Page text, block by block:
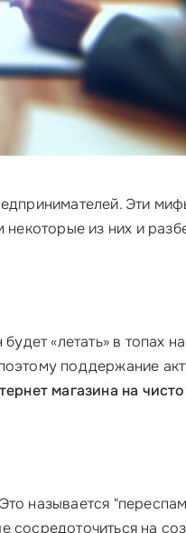
Эти
из них и
«летать» в топах
поддержание
магазина на
называется
сосредоточиться на